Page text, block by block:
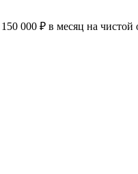
000 ₽ в месяц на